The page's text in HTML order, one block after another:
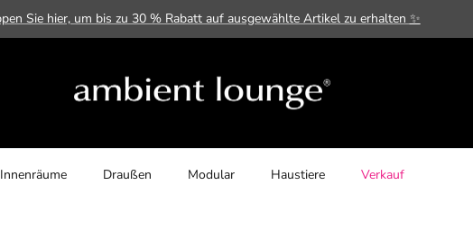
Sie hier, um bis zu 30 % Rabatt auf ausgewählte Artikel zu erhalten ✨
Innenräume Draußen Modular Haustiere Verkauf